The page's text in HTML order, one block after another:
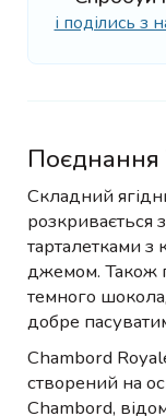
і поділись
Поєднання
Складний
розкривається
тарталетками
джемом. Також
темного
добре
Chambord
створений на
Chambord,